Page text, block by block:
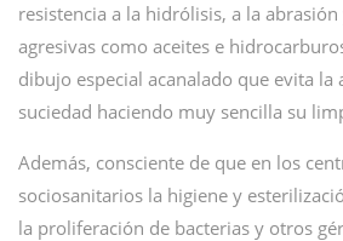
resistencia a la hidrólisis, a la abrasión
agresivas como aceites e
dibujo especial acanalado que evita la
suciedad haciendo muy sencilla su
Además, consciente de que en los
sociosanitarios la higiene y
la proliferación de bacterias y otros